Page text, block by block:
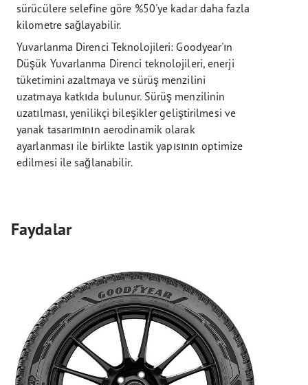
sürücülere selefine göre %50'ye kadar daha fazla
kilometre sağlayabilir.
Yuvarlanma Direnci Teknolojileri: Goodyear'ın
Düşük Yuvarlanma Direnci teknolojileri, enerji
tüketimini azaltmaya ve sürüş menzilini
uzatmaya katkıda bulunur. Sürüş menzilinin
uzatılması, yenilikçi bileşikler geliştirilmesi ve
yanak tasarımının aerodinamik olarak
ayarlanması ile birlikte lastik yapısının optimize
edilmesi ile sağlanabilir.
Faydalar